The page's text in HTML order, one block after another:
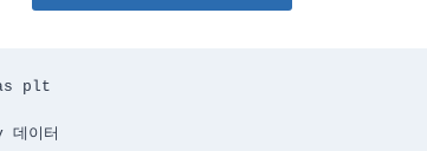
plt
이터